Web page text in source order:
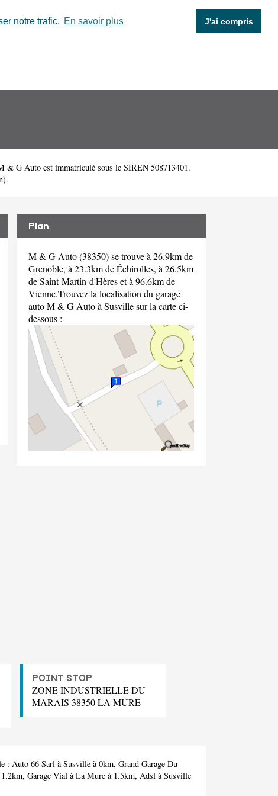
notre trafic. En savoir plus J'ai compris
& G Auto est immatriculé sous le SIREN 508713401.
Plan
M & G Auto (38350) se trouve à 26.9km de
Grenoble, à 23.3km de Échirolles, à 26.5km
de Saint-Martin-d'Hères et à 96.6km de
Vienne.Trouvez la localisation du garage
auto M & G Auto à Susville sur la carte ci-
dessous :
POINT STOP
ZONE INDUSTRIELLE DU
MARAIS 38350 LA MURE
: Auto 66 Sarl à Susville à 0km, Grand Garage Du
Garage Vial à La Mure à 1.5km, Adsl à Susville